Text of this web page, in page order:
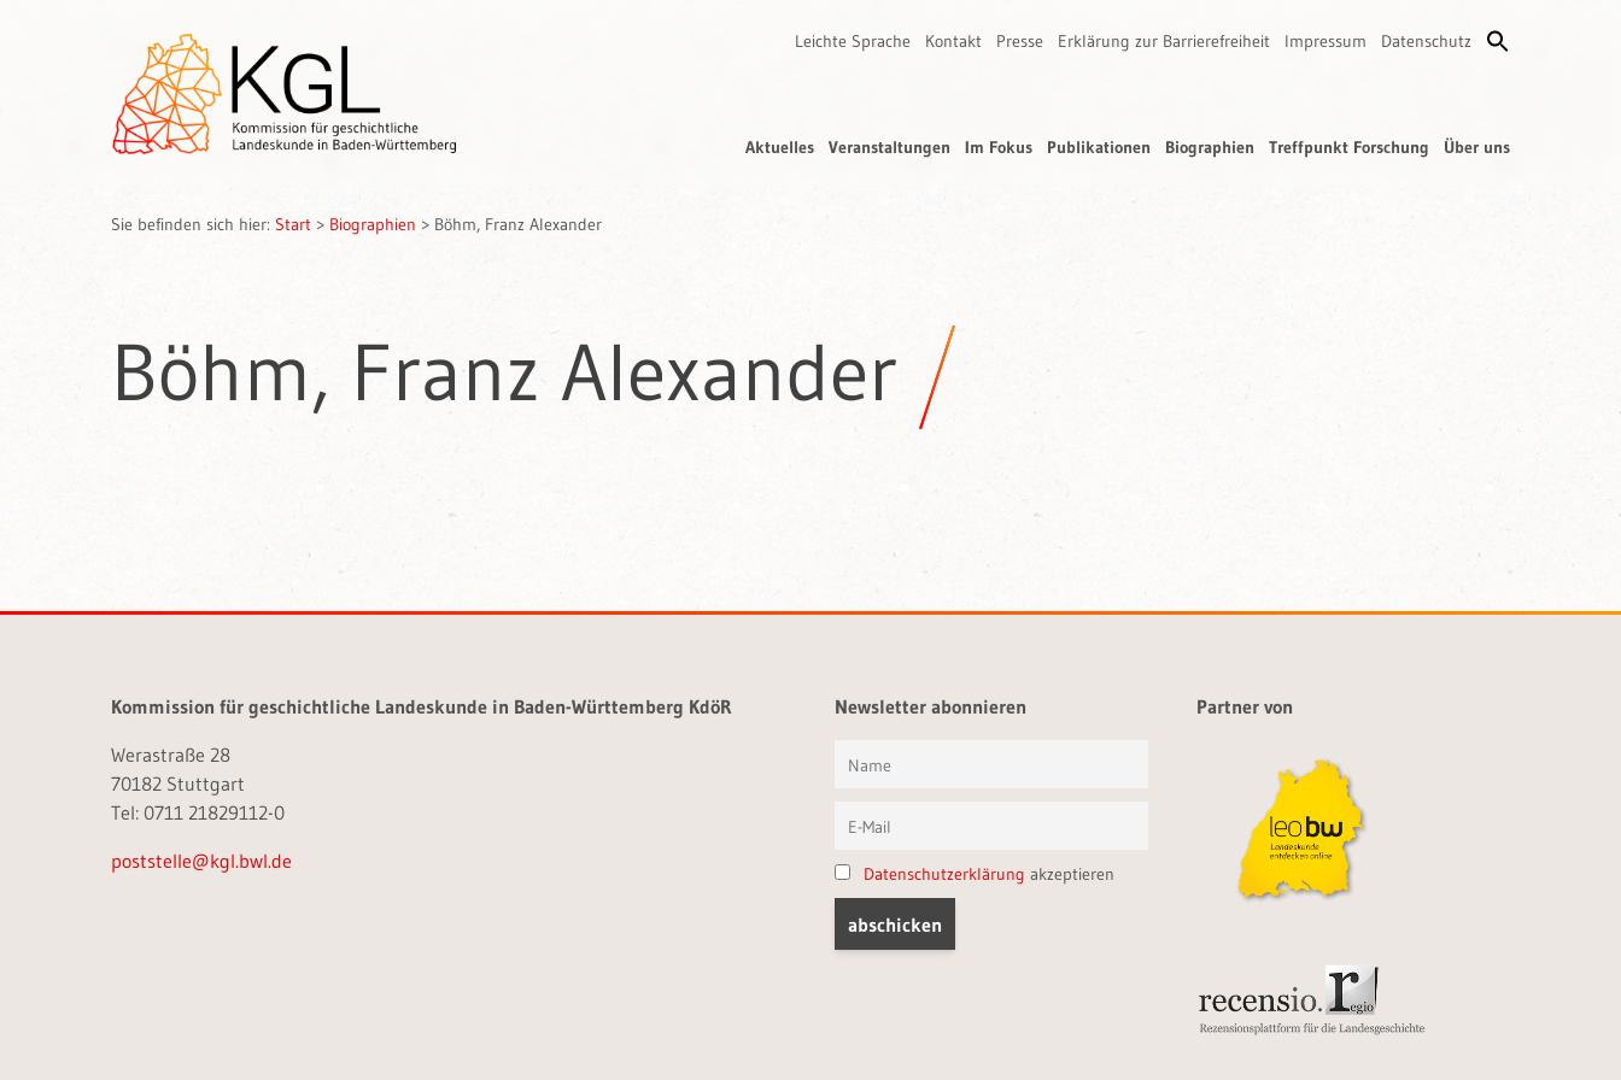
Leichte Sprache Kontakt Presse Erklärung zur Barrierefreiheit Impressum Datenschutz
Aktuelles Veranstaltungen Im Fokus Publikationen Biographien Treffpunkt Forschung Über uns
Sie befinden sich hier: Start > Biographien > Böhm, Franz Alexander
Böhm, Franz Alexander
Kommission für geschichtliche Landeskunde in Baden-Württemberg KdöR
Werastraße 28
70182 Stuttgart
Tel: 0711 21829112-0
poststelle@kgl.bwl.de
Newsletter abonnieren
Datenschutzerklärung akzeptieren
Partner von